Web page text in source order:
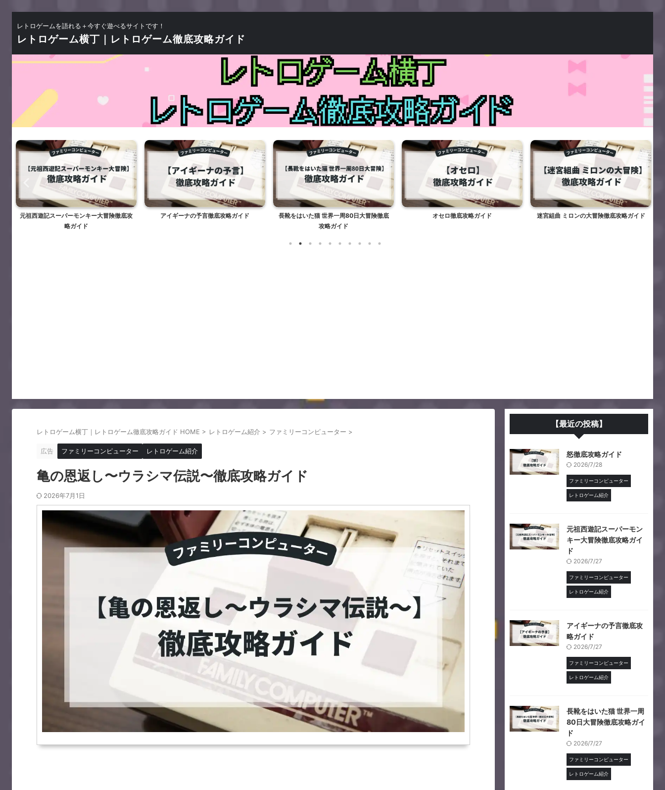
レトロゲームを語れる＋今すぐ遊べるサイトです！
レトロゲーム横丁｜レトロゲーム徹底攻略ガイド
元祖西遊記スーパーモンキー大冒険徹底攻
略ガイド
アイギーナの予言徹底攻略ガイド
長靴をはいた猫 世界一周80日大冒険徹底
攻略ガイド
オセロ徹底攻略ガイド 迷宮組曲 ミロンの大冒険徹底攻略ガイド
レトロゲーム横丁｜レトロゲーム徹底攻略ガイド HOME > レトロゲーム紹介 > ファミリーコンピューター >
広告 ファミリーコンピューター レトロゲーム紹介
亀の恩返し〜ウラシマ伝説〜徹底攻略ガイド
2026年7月1日
【最近の投稿】
怒徹底攻略ガイド
2026/7/28
ファミリーコンピューター
レトロゲーム紹介
元祖西遊記スーパーモン
キー大冒険徹底攻略ガイ
ド
2026/7/27
ファミリーコンピューター
レトロゲーム紹介
アイギーナの予言徹底攻
略ガイド
2026/7/27
ファミリーコンピューター
レトロゲーム紹介
長靴をはいた猫 世界一周
80日大冒険徹底攻略ガイ
ド
2026/7/27
ファミリーコンピューター
レトロゲーム紹介